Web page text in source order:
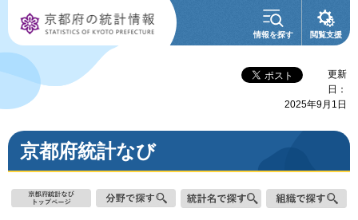
京都府の統計情
報
情報を探す 閲覧支援
更新
日：
2025年9月1日
京都府統計なび